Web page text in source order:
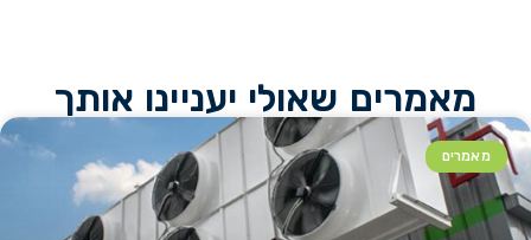
מאמרים שאולי יעניינו אותך
מאמרים